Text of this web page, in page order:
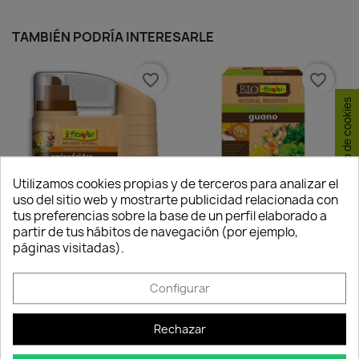
TAMBIÉN PODRÍA INTERESARLE
Aminoácidos - Aminor
13,10 €
Disponible
favorite_border
Abono Orgánico Guano 2kg
Disponible
favorite_border
favorite_border favorite_border
Utilizamos cookies propias y de terceros para analizar el
uso del sitio web y mostrarte publicidad relacionada con
tus preferencias sobre la base de un perfil elaborado a
partir de tus hábitos de navegación (por ejemplo,
páginas visitadas).
Configurar
Rechazar
Consentimiento de cookies